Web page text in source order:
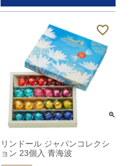
リンドール ジャパンコレクシ
ョン 23個入 青海波